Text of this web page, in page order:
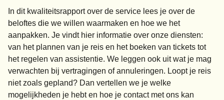
In dit kwaliteitsrapport over de service lees je over de
beloftes die we willen waarmaken en hoe we het
aanpakken. Je vindt hier informatie over onze diensten:
van het plannen van je reis en het boeken van tickets tot
het regelen van assistentie. We leggen ook uit wat je mag
verwachten bij vertragingen of annuleringen. Loopt je reis
niet zoals gepland? Dan vertellen we je welke
mogelijkheden je hebt en hoe je contact met ons kan